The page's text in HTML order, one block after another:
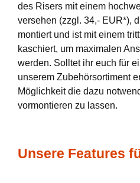
des Risers mit einem
versehen (zzgl. 34,- EUR*),
montiert und ist mit einem
kaschiert, um maximalen
werden. Solltet ihr euch für
unserem Zubehörsortiment
Möglichkeit die dazu
vormontieren zu lassen.
Unsere Features